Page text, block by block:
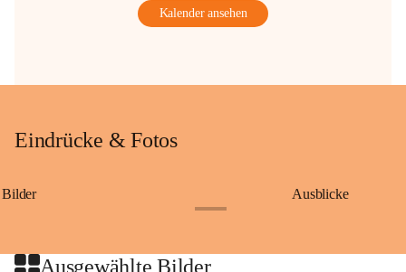
Kalender ansehen
Eindrücke & Fotos
Bilder Ausblicke
Ausgewählte Bilder